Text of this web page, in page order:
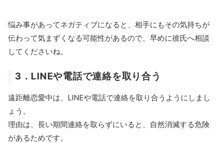
悩み事があってネガティブになると、相手にもその気持ちが
伝わって気まずくなる可能性があるので、早めに彼氏へ相談
してくださいね。
3．LINEや電話で連絡を取り合う
遠距離恋愛中は、LINEや電話で連絡を取り合うようにしまし
ょう。
理由は、長い期間連絡を取らずにいると、自然消滅する危険
があるためです。